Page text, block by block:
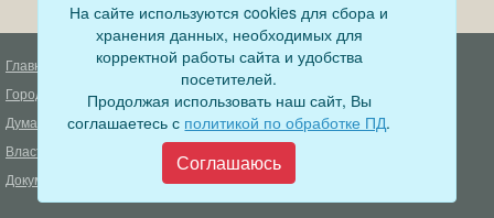
Главная
Город
Дума
Власть
Документы
ОФИЦИАЛЬНЫЙ ВЕСТНИК
Деятельность прокуратуры
Муниципальный контроль
Меры пожарной безопасности
Формирование комфортной
городской среды
На сайте используются cookies для сбора и
хранения данных, необходимых для
корректной работы сайта и удобства
посетителей.
Продолжая использовать наш сайт, Вы
соглашаетесь с политикой по обработке ПД.
Соглашаюсь